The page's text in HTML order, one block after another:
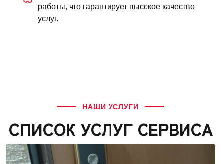
работы, что гарантирует высокое качество
услуг.
НАШИ УСЛУГИ
СПИСОК УСЛУГ СЕРВИСА